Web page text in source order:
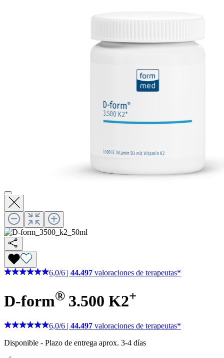
6,0/6 44.497 valoraciones de terapeutas*
D-form® 3.500 K2+
6,0/6 | 44.497 valoraciones de terapeutas*
Disponible - Plazo de entrega aprox. 3-4 días